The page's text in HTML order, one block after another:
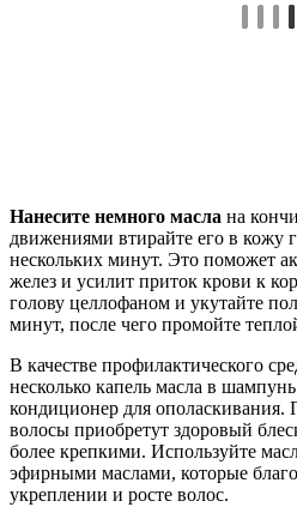
Нанесите немного масла на
движениями втирайте его в кожу
нескольких минут. Это поможет
желез и усилит приток крови к
голову целлофаном и укутайте
минут, после чего промойте
В качестве профилактического
несколько капель масла в
кондиционер для ополаскивания.
волосы приобретут здоровый
более крепкими. Используйте
эфирными маслами, которые
укреплении и росте волос.